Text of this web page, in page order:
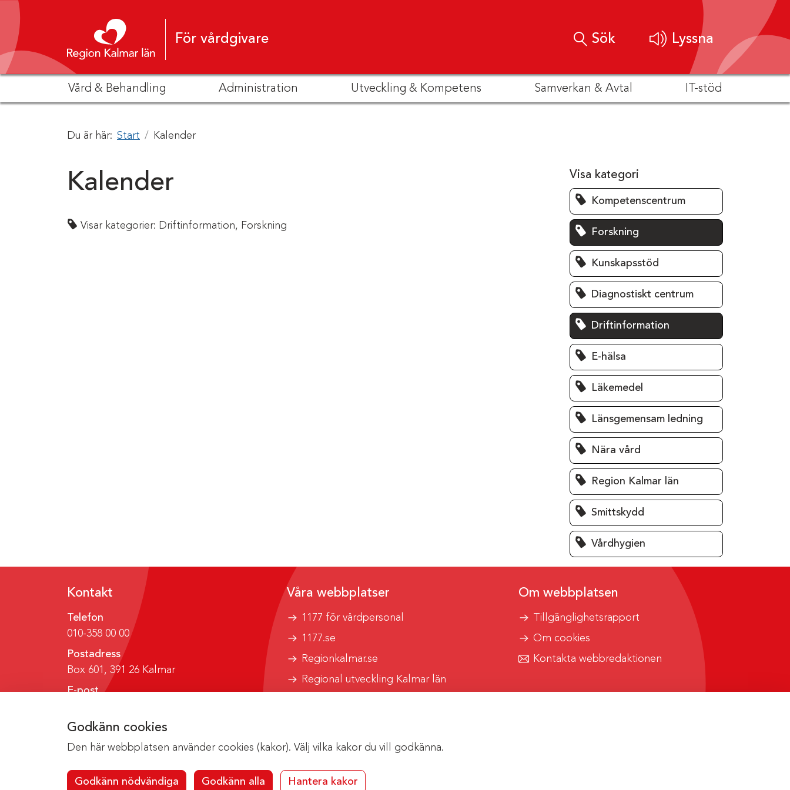
Godkänn cookies
Den här webbplatsen använder cookies (kakor). Välj vilka kakor du vill godkänna.
Godkänn nödvändiga Godkänn alla Hantera kakor
Hoppa till innehåll
För vårdgivare Sök Lyssna
Vård & Behandling Administration Utveckling & Kompetens Samverkan & Avtal IT-stöd
Du är här: Start Kalender
Kalender
Visar kategorier: Driftinformation, Forskning
Visa kategori
Kompetenscentrum
Forskning
Kunskapsstöd
Diagnostiskt centrum
Driftinformation
E-hälsa
Läkemedel
Länsgemensam ledning
Nära vård
Region Kalmar län
Smittskydd
Vårdhygien
Kontakt
Telefon
010-358 00 00
Postadress
Box 601, 391 26 Kalmar
E-post
Våra webbplatser
1177 för vårdpersonal
1177.se
Regionkalmar.se
Regional utveckling Kalmar län
Om webbplatsen
Tillgänglighetsrapport
Om cookies
Kontakta webbredaktionen